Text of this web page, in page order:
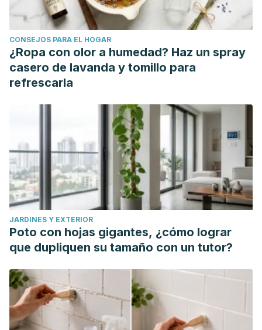
Kirschner JS, Foye PM, Cole JL (2009). «Piriformis
syndrome, diagnosis and treatment». Muscle Nerve 39 (1):
10-8. PMID 19466717. doi:10.1002/mus.21318
CONSEJOS PARA EL HOGAR
¿Ropa con olor a humedad? Haz un spray
casero de lavanda y tomillo para
refrescarla
JARDINES Y EXTERIOR
Poto con hojas gigantes, ¿cómo lograr
que dupliquen su tamaño con un tutor?